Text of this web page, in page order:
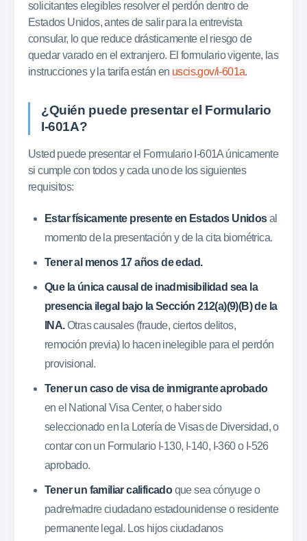
solicitantes elegibles resolver el perdón dentro de
Estados Unidos, antes de salir para la entrevista
consular, lo que reduce drásticamente el riesgo de
quedar varado en el extranjero. El formulario vigente, las
instrucciones y la tarifa están en uscis.gov/i-601a.
¿Quién puede presentar el Formulario
I-601A?
Usted puede presentar el Formulario I-601A únicamente
si cumple con todos y cada uno de los siguientes
requisitos:
Estar físicamente presente en Estados Unidosal
momento de la presentación y de la cita biométrica.
Tener al menos 17 años de edad.
Que la única causal de inadmisibilidad sea la
presencia ilegal bajo la Sección 212(a)(9)(B) de la
INA.Otras causales (fraude, ciertos delitos,
remoción previa) lo hacen inelegible para el perdón
provisional.
Tener un caso de visa de inmigrante aprobado
en el National Visa Center, o haber sido
seleccionado en la Lotería de Visas de Diversidad, o
contar con un Formulario I-130, I-140, I-360 o I-526
aprobado.
Tener un familiar calificadoque sea cónyuge o
padre/madre ciudadano estadounidense o residente
permanente legal. Los hijos ciudadanos